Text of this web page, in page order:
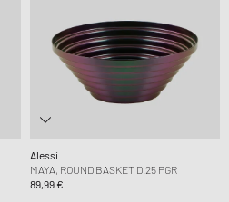
Alessi
MAYA, ROUND BASKET D.25 PGR
89,99 €